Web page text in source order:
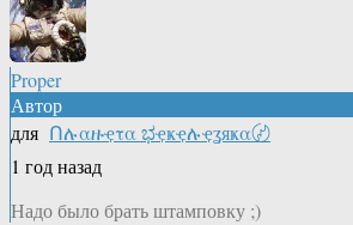
Proper
Автор
для Ոሉαዙҿτα ಭҿҝҿሉҿʓяҝα〄
1 год назад
Надо было брать штамповку ;)